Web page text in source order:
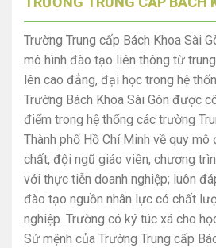
Trường Trung cấp Bách Khoa Sài
mô hình đào tạo liên thông từ
lên cao đẳng, đại học trong hệ
Trường Bách Khoa Sài Gòn được
điểm trong hệ thống các trường
Thành phố Hồ Chí Minh về quy
chất, đội ngũ giáo viên, chương
với thực tiễn doanh nghiệp; luôn
đào tạo nguồn nhân lực có chất
nghiệp. Trường có ký túc xá cho
Sứ mệnh của Trường Trung cấp